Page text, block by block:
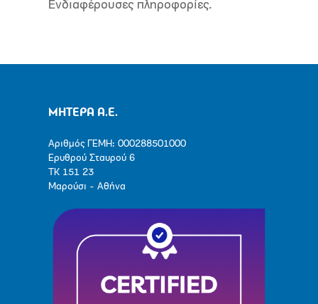
Ενδιαφέρουσες πληροφορίες.
ΜΗΤΕΡΑ Α.Ε.
Αριθμός ΓΕΜΗ: 000288501000
Ερυθρού Σταυρού 6
ΤΚ 151 23
Μαρούσι - Αθήνα